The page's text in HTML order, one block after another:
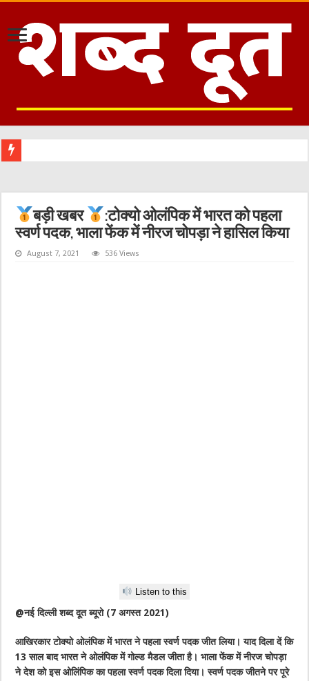
बड़ी खबर
:टोक्यो ओलंपिक में भारत को पहला
स्वर्ण पदक, भाला फेंक में नीरज चोपड़ा ने हासिल किया
August 7, 2021 536 Views
Listen to this
@नई दिल्ली शब्द दूत ब्यूरो (7 अगस्त 2021)
आखिरकार टोक्यो ओलंपिक में भारत ने पहला स्वर्ण पदक जीत लिया। याद दिला दें कि
13 साल बाद भारत ने ओलंपिक में गोल्ड मैडल जीता है। भाला फेंक में नीरज चोपड़ा
ने देश को इस ओलिंपिक का पहला स्वर्ण पदक दिला दिया। स्वर्ण पदक जीतने पर पूरे